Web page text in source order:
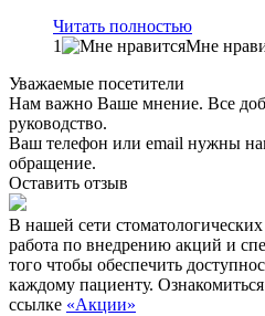
Читать полностью
1
Мне
Уважаемые посетители
Нам важно Ваше мнение. Все
руководство.
Ваш телефон или email нужны
обращение.
Оставить отзыв
В нашей сети
работа по внедрению акций и
того чтобы обеспечить
каждому пациенту.
ссылке «Акции»